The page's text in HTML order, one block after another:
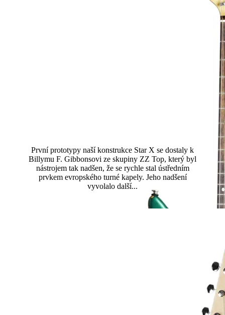
První prototypy naší konstrukce Star X se dostaly k
Billymu F. Gibbonsovi ze skupiny ZZ Top, který byl
nástrojem tak nadšen, že se rychle stal ústředním
prvkem evropského turné kapely. Jeho nadšení
vyvolalo další...